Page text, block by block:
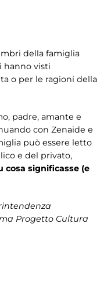
della famiglia
hanno visti
o per le ragioni della
padre, amante e
con Zenaide e
può essere letto
e del privato,
cosa significasse (e
Progetto Cultura